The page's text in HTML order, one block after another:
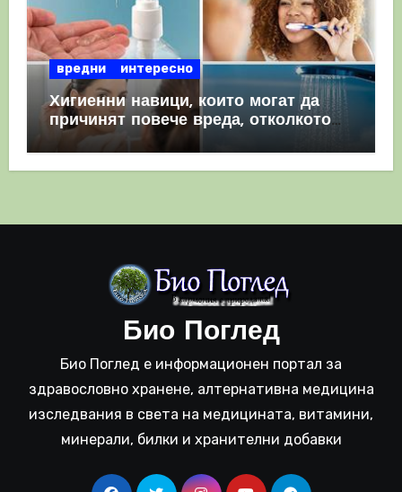
вредни интересно
Хигиенни навици, които могат да
причинят повече вреда, отколкото
полза
Био Поглед
Био Поглед е информационен портал за
здравословно хранене, алтернативна медицина
изследвания в света на медицината, витамини,
минерали, билки и хранителни добавки